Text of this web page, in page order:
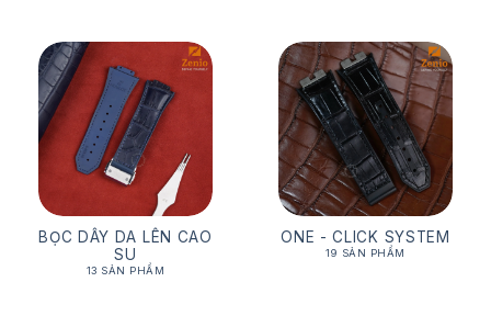
BỌC DÂY DA LÊN CAO
SU
13 SẢN PHẨM
ONE - CLICK SYSTEM
19 SẢN PHẨM